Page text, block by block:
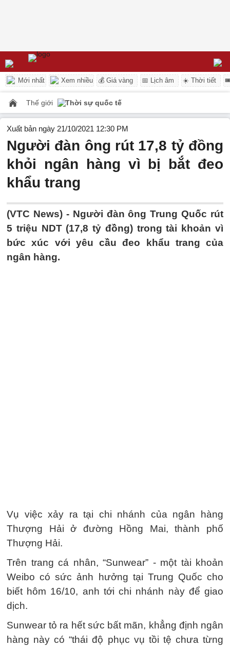
Mới nhất Xem nhiều 💰 Giá vàng 📅 Lịch âm ☀️ Thời tiết
Thế giới Thời sự quốc tế
Xuất bản ngày 21/10/2021 12:30 PM
Người đàn ông rút 17,8 tỷ đồng
khỏi ngân hàng vì bị bắt đeo
khẩu trang
(VTC News) - Người đàn ông Trung Quốc rút
5 triệu NDT (17,8 tỷ đồng) trong tài khoản vì
bức xúc với yêu cầu đeo khẩu trang của
ngân hàng.
Vụ việc xảy ra tại chi nhánh của ngân hàng
Thượng Hải ở đường Hồng Mai, thành phố
Thượng Hải.
Trên trang cá nhân, “Sunwear” - một tài khoản
Weibo có sức ảnh hưởng tại Trung Quốc cho
biết hôm 16/10, anh tới chi nhánh này để giao
dịch.
Sunwear tỏ ra hết sức bất mãn, khẳng định ngân
hàng này có “thái độ phục vụ tồi tệ chưa từng